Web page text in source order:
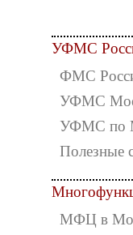
УФМС
ФМС
УФМС
УФМС по
МФЦ в